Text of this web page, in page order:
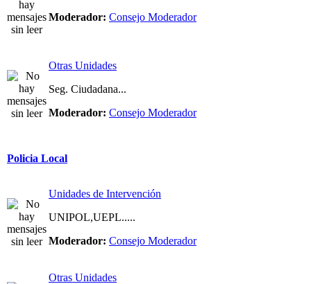
Moderador: Consejo Moderador
Otras Unidades
Seg. Ciudadana...
Moderador: Consejo Moderador
Policia Local
Unidades de Intervención
UNIPOL,UEPL.....
Moderador: Consejo Moderador
Otras Unidades